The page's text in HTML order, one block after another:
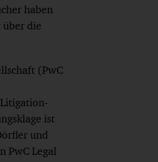
haben
über die
(PwC
ist
und
PwC Legal